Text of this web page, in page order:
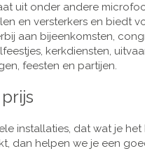
uit onder andere
en versterkers en biedt
aan bijeenkomsten,
kerkdiensten,
feesten en partijen.
installaties, dat wat je
dan helpen we je een